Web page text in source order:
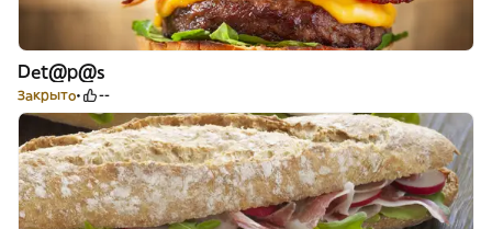
Det@p@s
Закрыто --